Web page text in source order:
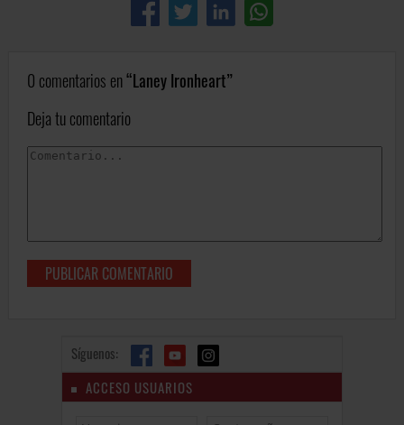
0 comentarios en Laney Ironheart
Deja tu comentario
Síguenos:
ACCESO USUARIOS